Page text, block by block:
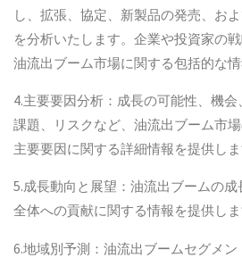
し、拡張、協定、新製品の発売、お
を分析いたします。企業や投資家の
油流出ブーム市場に関する包括的な情
4.主要要因分析：成長の可能性、機
課題、リスクなど、油流出ブーム市
主要要因に関する詳細情報を提供しま
5.成長動向と展望：油流出ブームの
全体への貢献に関する情報を提供しま
6.地域別予測：油流出ブームセグメ